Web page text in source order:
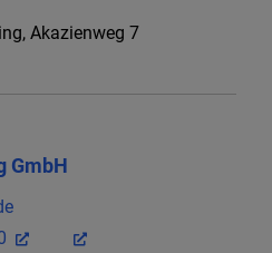
, Akazienweg 7
GmbH